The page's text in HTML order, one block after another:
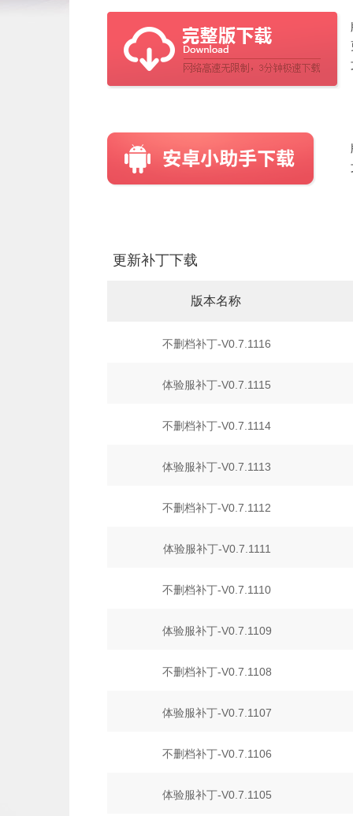
更新补丁下载
版本名称
不删档补丁-V0.7.1116
体验服补丁-V0.7.1115
不删档补丁-V0.7.1114
体验服补丁-V0.7.1113
不删档补丁-V0.7.1112
体验服补丁-V0.7.1111
不删档补丁-V0.7.1110
体验服补丁-V0.7.1109
不删档补丁-V0.7.1108
体验服补丁-V0.7.1107
不删档补丁-V0.7.1106
体验服补丁-V0.7.1105